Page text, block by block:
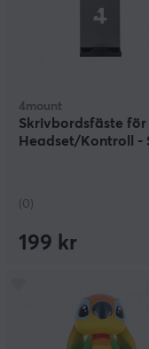
4mount
Skrivbordsfäste för
Headset/Kontroll -
(0)
199 kr